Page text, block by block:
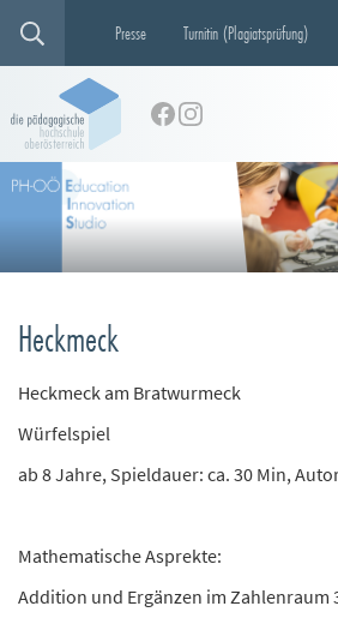
Presse Turnitin (Plagiatsprüfung)
Heckmeck
Heckmeck am Bratwurmeck
Würfelspiel
ab 8 Jahre, Spieldauer: ca. 30 Min,
Mathematische Asprekte:
Addition und Ergänzen im Zahlenraum